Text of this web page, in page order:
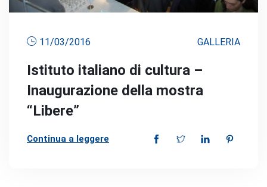
11/03/2016 GALLERIA
Istituto italiano di cultura –
Inaugurazione della mostra
“Libere”
Continua a leggere